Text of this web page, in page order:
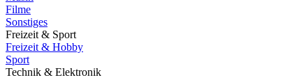
Filme
Sonstiges
Freizeit & Sport
Freizeit & Hobby
Sport
Technik & Elektronik